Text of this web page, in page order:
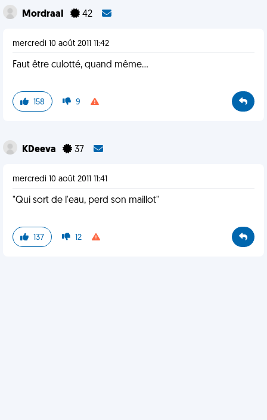
MordraaI 42
mercredi 10 août 2011 11:42
Faut être culotté, quand même...
158 9
KDeeva 37
mercredi 10 août 2011 11:41
"Qui sort de l'eau, perd son maillot"
137 12